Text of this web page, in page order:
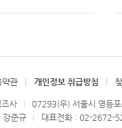
약관 개인정보 취급방침
사 07293(우) 서울시 영등
강준규
대표전화 : 02-2672-